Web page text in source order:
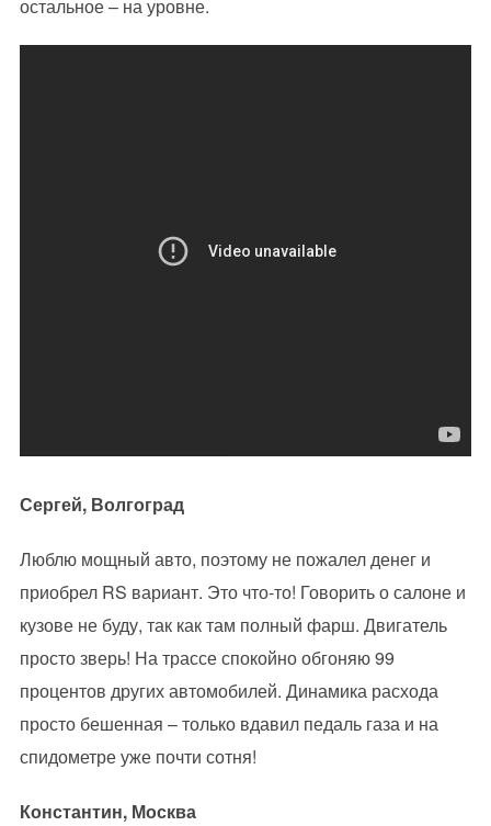
остальное – на уровне.
Сергей, Волгоград
Люблю мощный авто, поэтому не пожалел денег и
приобрел RS вариант. Это что-то! Говорить о салоне и
кузове не буду, так как там полный фарш. Двигатель
просто зверь! На трассе спокойно обгоняю 99
процентов других автомобилей. Динамика расхода
просто бешенная – только вдавил педаль газа и на
спидометре уже почти сотня!
Константин, Москва